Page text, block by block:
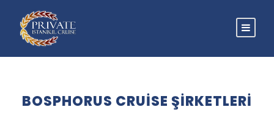
BOSPHORUS CRUISE ŞIRKETLERI